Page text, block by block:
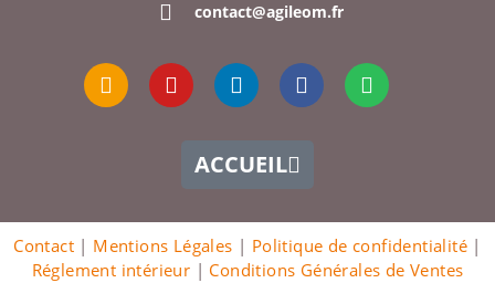
contact@agileom.fr
ACCUEIL
Contact| Mentions Légales | Politique de confidentialité |
Réglement intérieur | Conditions Générales de Ventes